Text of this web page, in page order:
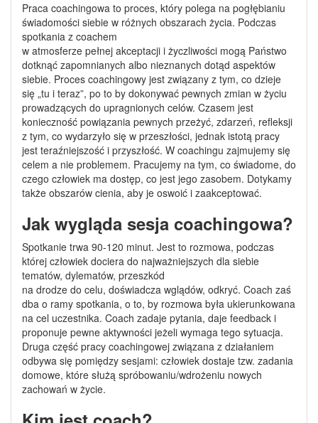
Praca coachingowa to proces, który polega na pogłębianiu
świadomości siebie w różnych obszarach życia. Podczas
spotkania z coachem
w atmosferze pełnej akceptacji i życzliwości mogą Państwo
dotknąć zapomnianych albo nieznanych dotąd aspektów
siebie. Proces coachingowy jest związany z tym, co dzieje
się „tu i teraz”, po to by dokonywać pewnych zmian w życiu
prowadzących do upragnionych celów. Czasem jest
konieczność powiązania pewnych przeżyć, zdarzeń, refleksji
z tym, co wydarzyło się w przeszłości, jednak istotą pracy
jest teraźniejszość i przyszłość. W coachingu zajmujemy się
celem a nie problemem. Pracujemy na tym, co świadome, do
czego człowiek ma dostęp, co jest jego zasobem. Dotykamy
także obszarów cienia, aby je oswoić i zaakceptować.
Jak wygląda sesja coachingowa?
Spotkanie trwa 90-120 minut. Jest to rozmowa, podczas
której człowiek dociera do najważniejszych dla siebie
tematów, dylematów, przeszkód
na drodze do celu, doświadcza wglądów, odkryć. Coach zaś
dba o ramy spotkania, o to, by rozmowa była ukierunkowana
na cel uczestnika. Coach zadaje pytania, daje feedback i
proponuje pewne aktywności jeżeli wymaga tego sytuacja.
Druga część pracy coachingowej związana z działaniem
odbywa się pomiędzy sesjami: człowiek dostaje tzw. zadania
domowe, które służą spróbowaniu/wdrożeniu nowych
zachowań w życie.